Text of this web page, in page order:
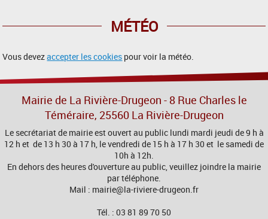
MÉTÉO
Vous devezaccepter les cookies pour voir la météo.
Mairie de La Rivière-Drugeon - 8 Rue Charles le
Téméraire, 25560 La Rivière-Drugeon
Le secrétariat de mairie est ouvert au public lundi mardi jeudi de 9 h à
12 h et de 13 h 30 à 17 h, le vendredi de 15 h à 17 h 30 et le samedi de
10h à 12h.
En dehors des heures d'ouverture au public, veuillez joindre la mairie
par téléphone.
Mail : mairie@la-riviere-drugeon.fr
Tél. : 03 81 89 70 50